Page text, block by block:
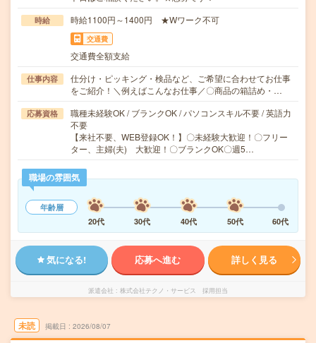
時給 時給1100円～1400円 ★Wワーク不可
交通費
交通費全額支給
仕事内容
仕分け・ピッキング・検品など、ご希望に合わせてお仕事
をご紹介！＼例えばこんなお仕事／〇商品の箱詰め・…
応募資格
職種未経験OK / ブランクOK / パソコンスキル不要 / 英語力
不要
【来社不要、WEB登録OK！】〇未経験大歓迎！〇フリー
ター、主婦(夫) 大歓迎！〇ブランクOK〇週5…
職場の雰囲気
年齢層
20代
30代 40代 50代 60代
気になる! 応募へ進む 詳しく見る
派遣会社 株式会社テクノ・サービス 採用担当
未読 掲載日 2026/08/07